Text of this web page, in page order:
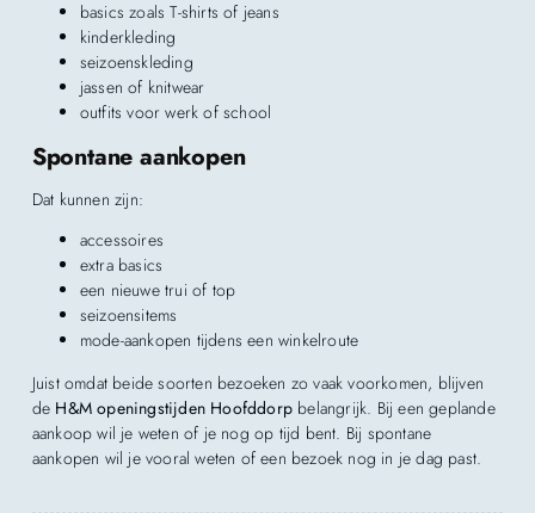
basics zoals T-shirts of jeans
kinderkleding
seizoenskleding
jassen of knitwear
outfits voor werk of school
Spontane aankopen
Dat kunnen zijn:
accessoires
extra basics
een nieuwe trui of top
seizoensitems
mode-aankopen tijdens een winkelroute
Juist omdat beide soorten bezoeken zo vaak voorkomen, blijven
de H&M openingstijden Hoofddorp belangrijk. Bij een geplande
aankoop wil je weten of je nog op tijd bent. Bij spontane
aankopen wil je vooral weten of een bezoek nog in je dag past.